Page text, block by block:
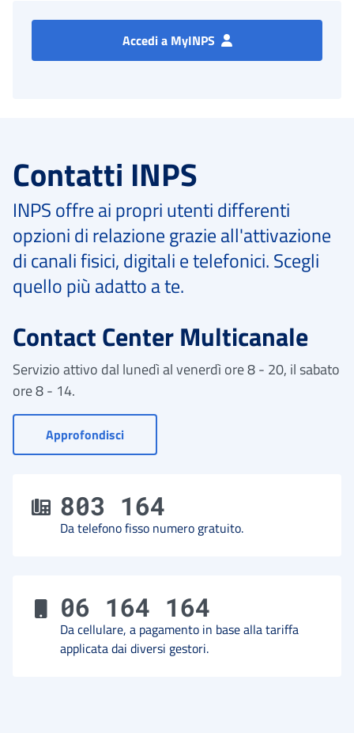
Accedi a MyINPS
Contatti INPS
INPS offre ai propri utenti differenti
opzioni di relazione grazie all'attivazione
di canali fisici, digitali e telefonici. Scegli
quello più adatto a te.
Contact Center Multicanale
Servizio attivo dal lunedì al venerdì ore 8 - 20, il sabato
ore 8 - 14.
Approfondisci- Vai a Contact Center
803 164
Da telefono fisso numero gratuito.
06 164 164
Da cellulare, a pagamento in base alla tariffa
applicata dai diversi gestori.